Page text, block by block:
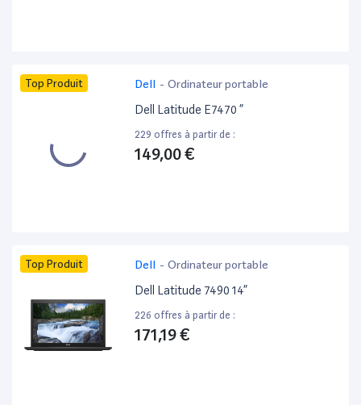
Top Produit Dell - Ordinateur portable
Dell Latitude E7470 ”
229 offres à partir de :
149,00 €
Top Produit Dell - Ordinateur portable
Dell Latitude 7490 14”
226 offres à partir de :
171,19 €